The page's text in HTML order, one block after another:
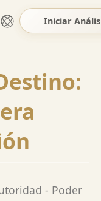
Iniciar
- Poder